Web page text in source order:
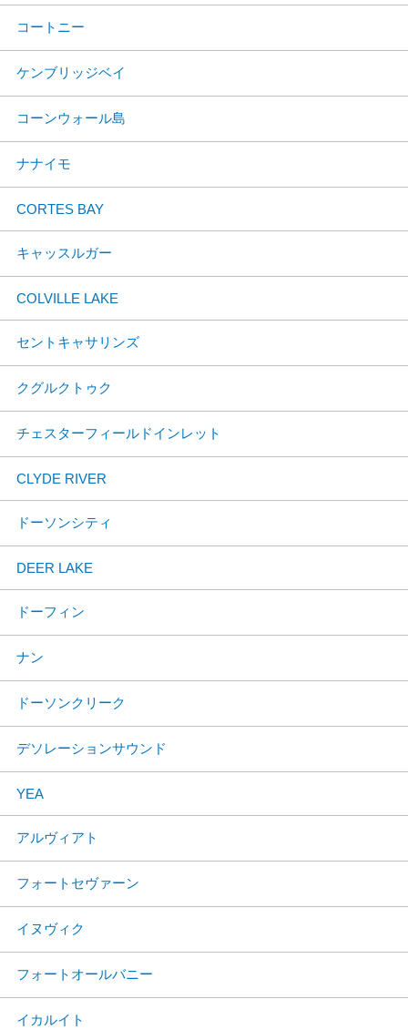
コートニー
ケンブリッジベイ
コーンウォール島
ナナイモ
CORTES BAY
キャッスルガー
COLVILLE LAKE
セントキャサリンズ
クグルクトゥク
チェスターフィールドインレット
CLYDE RIVER
ドーソンシティ
DEER LAKE
ドーフィン
ナン
ドーソンクリーク
デソレーションサウンド
YEA
アルヴィアト
フォートセヴァーン
イヌヴィク
フォートオールバニー
イカルイト